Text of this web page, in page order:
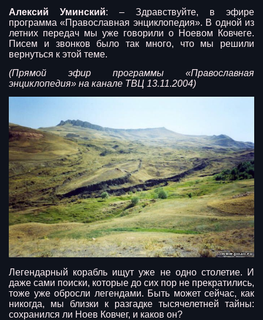
Алексий Уминский: – Здравствуйте, в эфире
программа «Православная энциклопедия». В одной из
летних передач мы уже говорили о Ноевом Ковчеге.
Писем и звонков было так много, что мы решили
вернуться к этой теме.
(Прямой эфир программы «Православная
энциклопедия» на канале ТВЦ 13.11.2004)
Легендарный корабль ищут уже не одно столетие. И
даже сами поиски, которые до сих пор не прекратились,
тоже уже обросли легендами. Быть может сейчас, как
никогда, мы близки к разгадке тысячелетней тайны:
сохранился ли Ноев Ковчег, и каков он?